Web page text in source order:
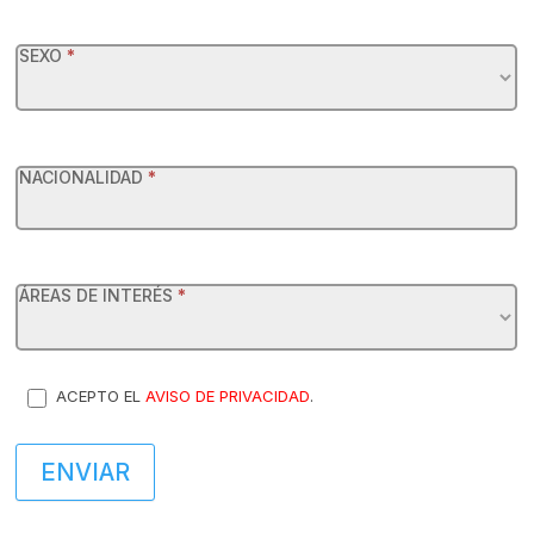
SEXO *
NACIONALIDAD *
ÁREAS DE INTERÉS *
ACEPTO ELAVISO DE PRIVACIDAD.
ENVIAR